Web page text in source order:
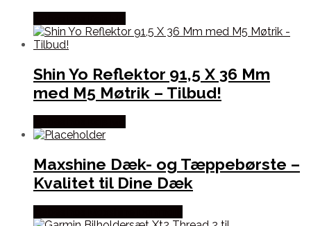
Shin Yo Reflektor 91,5 X 36 Mm
med M5 Møtrik – Tilbud!
Maxshine Dæk- og Tæppebørste –
Kvalitet til Dine Dæk